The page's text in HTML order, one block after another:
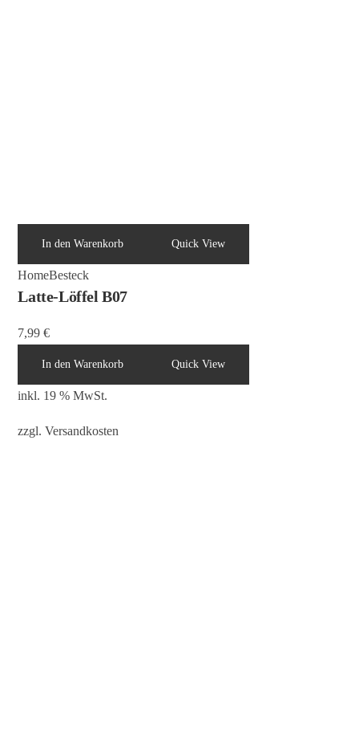
In den Warenkorb Quick View
HomeBesteck
Latte-Löffel B07
7,99€
In den Warenkorb Quick View
inkl. 19 % MwSt.
zzgl.Versandkosten